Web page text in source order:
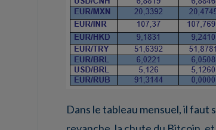
Dans le tableau mensuel, il faut